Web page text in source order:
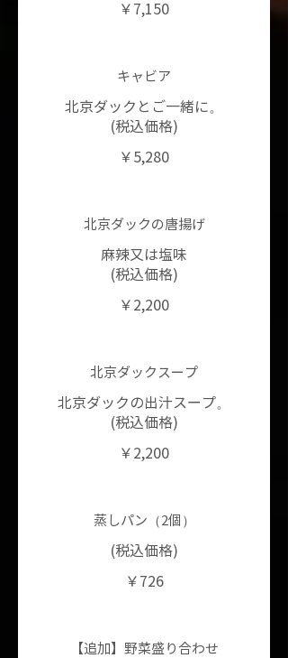
￥7,150
キャビア
北京ダックとご一緒に。
(税込価格)
￥5,280
北京ダックの唐揚げ
麻辣又は塩味
(税込価格)
￥2,200
北京ダックスープ
北京ダックの出汁スープ。
(税込価格)
￥2,200
蒸しパン（2個）
(税込価格)
￥726
【追加】野菜盛り合わせ